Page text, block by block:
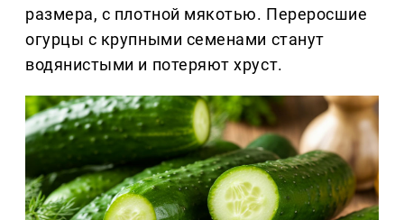
размера, с плотной мякотью. Переросшие
огурцы с крупными семенами станут
водянистыми и потеряют хруст.